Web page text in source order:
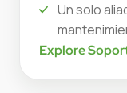
Un solo
Explore